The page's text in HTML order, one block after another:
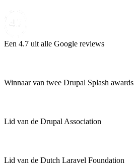
Een 4.7 uit alle Google reviews
Winnaar van twee Drupal Splash awards
Lid van de Drupal Association
Lid van de Dutch Laravel Foundation